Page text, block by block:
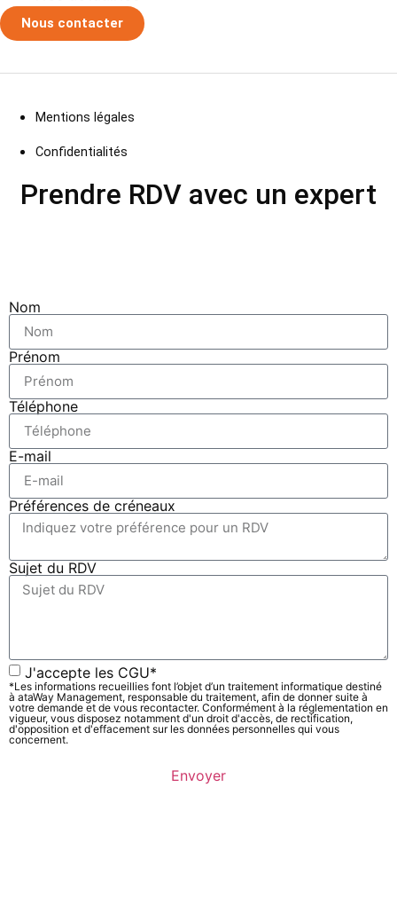
Nous contacter
Mentions légales
Confidentialités
Prendre RDV avec un expert
Nom
Prénom
Téléphone
E-mail
Préférences de créneaux
Sujet du RDV
J'accepte les CGU*
*Les informations recueillies font l’objet d’un traitement informatique destiné
à ataWay Management, responsable du traitement, afin de donner suite à
votre demande et de vous recontacter. Conformément à la réglementation en
vigueur, vous disposez notamment d'un droit d'accès, de rectification,
d'opposition et d'effacement sur les données personnelles qui vous
concernent.
Envoyer